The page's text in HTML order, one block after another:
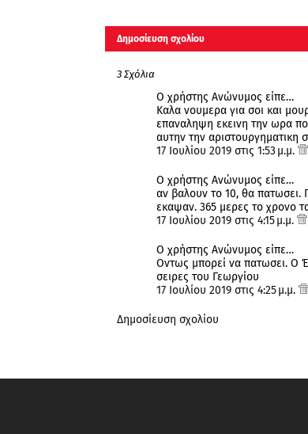
Δημοσίευση σχολίου
3 Σχόλια
Ο χρήστης Ανώνυμος είπε…
Καλα νουμερα για σοι και
επαναληψη εκεινη την ωρα
αυτην την αριστουργηματικη
17 Ιουλίου 2019 στις 1:53 μ.μ.
Ο χρήστης Ανώνυμος είπε…
αν βαλουν το 10, θα πατωσει.
εκαψαν. 365 μερες το χρονο
17 Ιουλίου 2019 στις 4:15 μ.μ.
Ο χρήστης Ανώνυμος είπε…
Οντως μπορεί να πατωσει. Ο
σειρες του Γεωργίου
17 Ιουλίου 2019 στις 4:25 μ.μ.
Δημοσίευση σχολίου